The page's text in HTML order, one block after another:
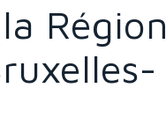
Région